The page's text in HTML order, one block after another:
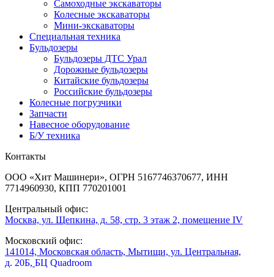
Самоходные экскаваторы
Колесные экскаваторы
Мини-экскаваторы
Специальная техника
Бульдозеры
Бульдозеры ДТС Урал
Дорожные бульдозеры
Китайские бульдозеры
Российские бульдозеры
Колесные погрузчики
Запчасти
Навесное оборудование
Б/У техника
Контакты
ООО «Хит Машинери», ОГРН 5167746370677, ИНН
7714960930, КПП 770201001
Центральный офис:
Москва, ул. Щепкина, д. 58, стр. 3 этаж 2, помещение IV
Московский офис:
141014, Московская область, Мытищи, ул. Центральная,
д. 20Б, БЦ Quadroom